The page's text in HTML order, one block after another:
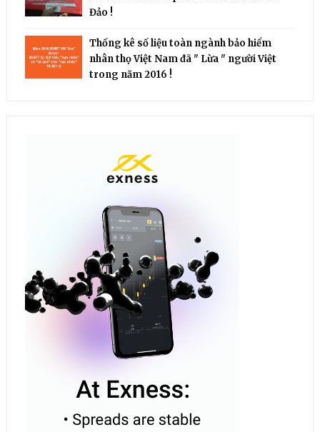
Đảo !
Thống kê số liệu toàn ngành bảo hiểm
nhân thọ Việt Nam đã " Lừa " người Việt
trong năm 2016 !